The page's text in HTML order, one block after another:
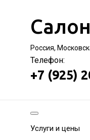
Россия,
Телефон:
+7 (925)
Услуги и цены